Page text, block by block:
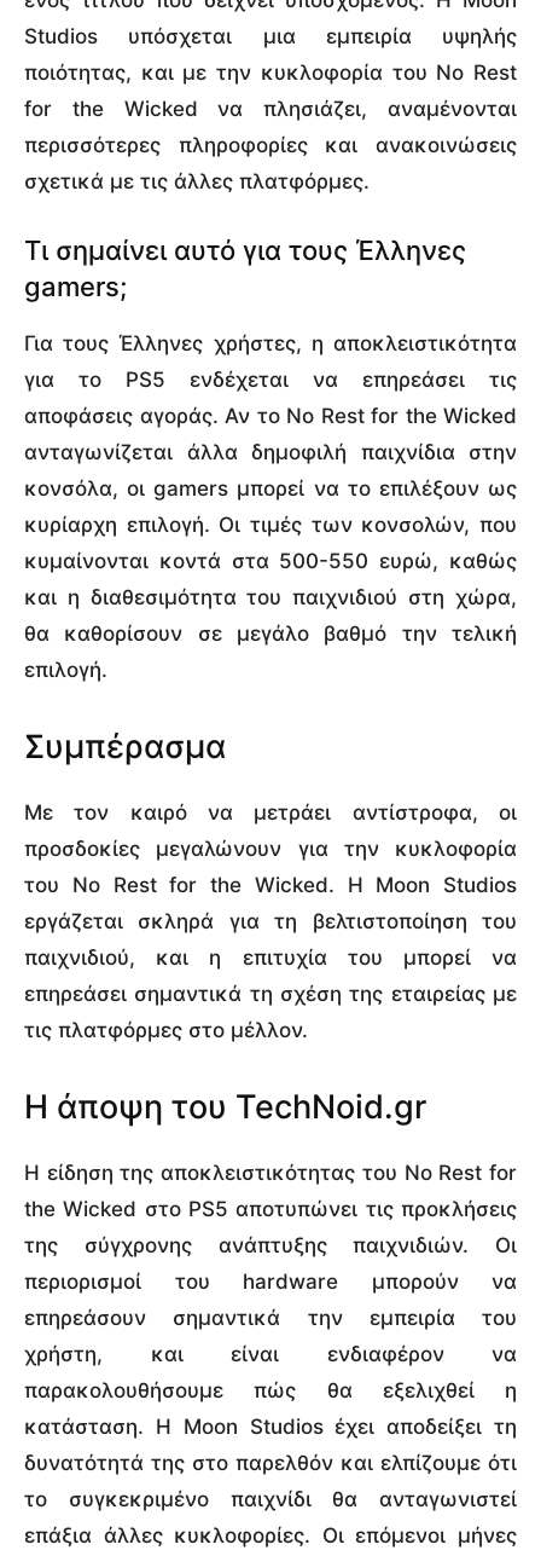
Studios υπόσχεται μια εμπειρία υψηλής
ποιότητας, και με την κυκλοφορία του No Rest
for the Wicked να πλησιάζει, αναμένονται
περισσότερες πληροφορίες και ανακοινώσεις
σχετικά με τις άλλες πλατφόρμες.
Τι σημαίνει αυτό για τους Έλληνες
gamers;
Για τους Έλληνες χρήστες, η αποκλειστικότητα
για το PS5 ενδέχεται να επηρεάσει τις
αποφάσεις αγοράς. Αν το No Rest for the Wicked
ανταγωνίζεται άλλα δημοφιλή παιχνίδια στην
κονσόλα, οι gamers μπορεί να το επιλέξουν ως
κυρίαρχη επιλογή. Οι τιμές των κονσολών, που
κυμαίνονται κοντά στα 500-550 ευρώ, καθώς
και η διαθεσιμότητα του παιχνιδιού στη χώρα,
θα καθορίσουν σε μεγάλο βαθμό την τελική
επιλογή.
Συμπέρασμα
Με τον καιρό να μετράει αντίστροφα, οι
προσδοκίες μεγαλώνουν για την κυκλοφορία
του No Rest for the Wicked. Η Moon Studios
εργάζεται σκληρά για τη βελτιστοποίηση του
παιχνιδιού, και η επιτυχία του μπορεί να
επηρεάσει σημαντικά τη σχέση της εταιρείας με
τις πλατφόρμες στο μέλλον.
Η άποψη του TechNoid.gr
Η είδηση της αποκλειστικότητας του No Rest for
the Wicked στο PS5 αποτυπώνει τις προκλήσεις
της σύγχρονης ανάπτυξης παιχνιδιών. Οι
περιορισμοί του hardware μπορούν να
επηρεάσουν σημαντικά την εμπειρία του
χρήστη, και είναι ενδιαφέρον να
παρακολουθήσουμε πώς θα εξελιχθεί η
κατάσταση. Η Moon Studios έχει αποδείξει τη
δυνατότητά της στο παρελθόν και ελπίζουμε ότι
το συγκεκριμένο παιχνίδι θα ανταγωνιστεί
επάξια άλλες κυκλοφορίες. Οι επόμενοι μήνες